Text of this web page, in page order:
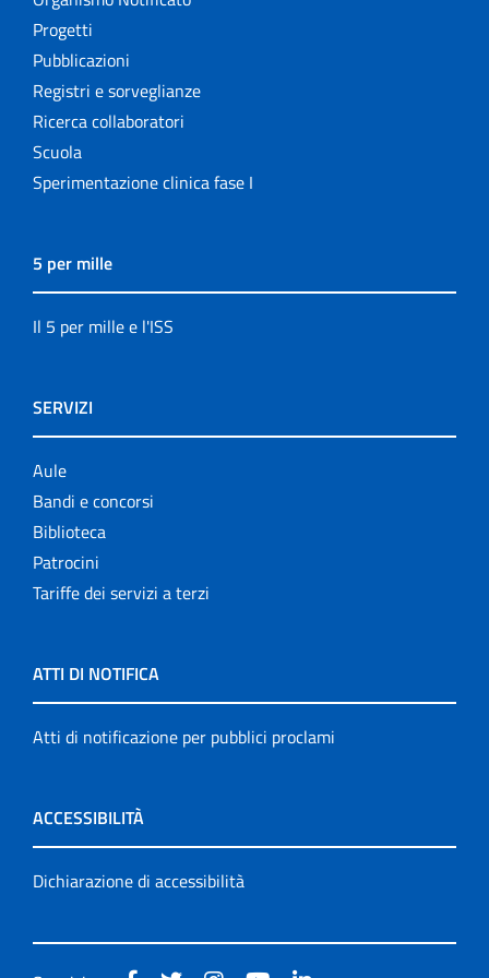
Progetti
Pubblicazioni
Registri e sorveglianze
Ricerca collaboratori
Scuola
Sperimentazione clinica fase I
5 per mille
Il 5 per mille e l'ISS
SERVIZI
Aule
Bandi e concorsi
Biblioteca
Patrocini
Tariffe dei servizi a terzi
ATTI DI NOTIFICA
Atti di notificazione per pubblici proclami
ACCESSIBILITÀ
Dichiarazione di accessibilità